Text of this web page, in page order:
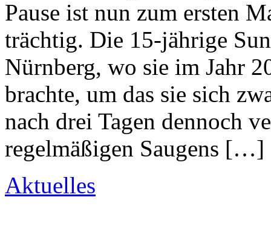
Pause ist nun zum ersten
trächtig. Die 15-jährige
Nürnberg, wo sie im Jahr
brachte, um das sie sich
nach drei Tagen dennoch
regelmäßigen Saugens […]
Aktuelles